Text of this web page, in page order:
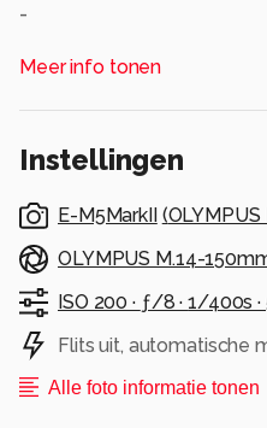
-
Alle rechten voorbehouden
Meer info tonen
Instellingen
E-M5MarkII (OLYMPUS
OLYMPUS M.14-
ISO 200 · ƒ/8 ·1/400s ·
Flits uit, automatische
Alle foto informatie tonen